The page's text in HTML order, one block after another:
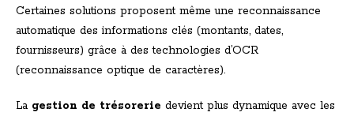
Certaines solutions proposent même une reconnaissance
automatique des informations clés (montants, dates,
fournisseurs) grâce à des technologies d’OCR
(reconnaissance optique de caractères).
La gestion de trésorerie devient plus dynamique avec les